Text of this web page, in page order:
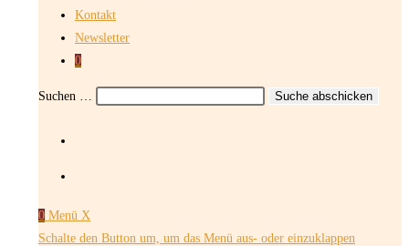
Kontakt
Newsletter
0
Suchen … Suche abschicken
0 Menü X
Schalte den Button um, um das Menü aus- oder einzuklappen